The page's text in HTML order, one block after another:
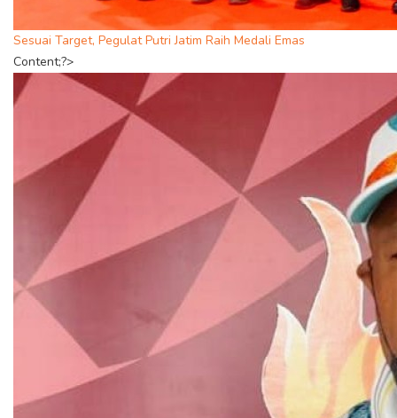
Sesuai Target, Pegulat Putri Jatim Raih Medali Emas
Content;?>